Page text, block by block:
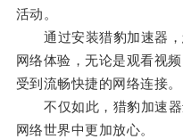
活动。
通过安装猎豹加速器，
网络体验，无论是观看视
受到流畅快捷的网络连接。
不仅如此，猎豹加速器
网络世界中更加放心。